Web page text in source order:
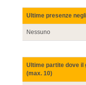
Ultime presenze
Nessuno
Ultime partite dove il
(max. 10)